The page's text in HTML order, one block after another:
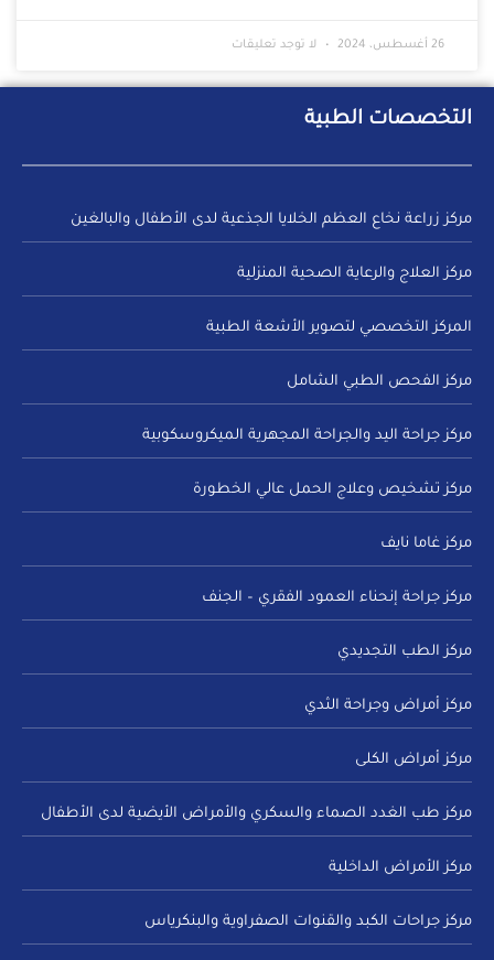
26 أغسطس، 2024 لا توجد تعليقات
التخصصات الطبية
مركز زراعة نخاع العظم الخلايا الجذعية لدى الأطفال والبالغين
مركز العلاج والرعاية الصحية المنزلية
المركز التخصصي لتصوير الأشعة الطبية
مركز الفحص الطبي الشامل
مركز جراحة اليد والجراحة المجهرية الميكروسكوبية
مركز تشخيص وعلاج الحمل عالي الخطورة
مركز غاما نايف
مركز جراحة إنحناء العمود الفقري – الجنف
مركز الطب التجديدي
مركز أمراض وجراحة الثدي
مركز أمراض الكلى
مركز طب الغدد الصماء والسكري والأمراض الأيضية لدى الأطفال
مركز الأمراض الداخلية
مركز جراحات الكبد والقنوات الصفراوية والبنكرياس